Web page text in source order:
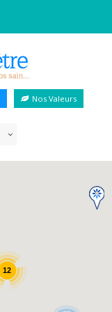
Nos Valeurs
12